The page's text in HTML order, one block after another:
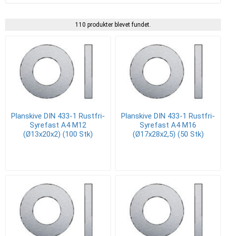
110 produkter blevet fundet.
Planskive DIN 433-1 Rustfri-
Syrefast A4 M12
(Ø13x20x2) (100 Stk)
Planskive DIN 433-1 Rustfri-
Syrefast A4 M16
(Ø17x28x2,5) (50 Stk)